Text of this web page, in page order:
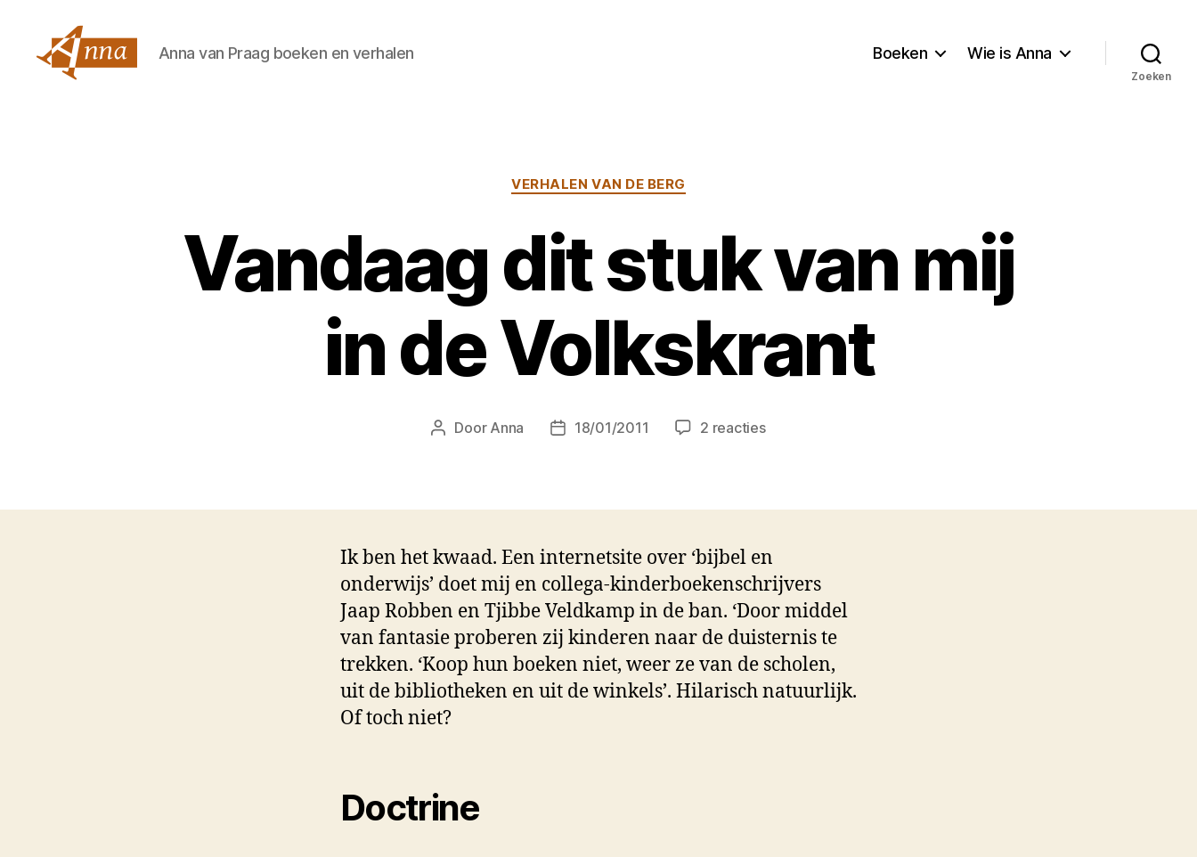
Anna van Praag boeken en verhalen Boeken Wie is Anna
Zoeken
Categorieën
VERHALEN VAN DE BERG
Vandaag dit stuk van mij
in de Volkskrant
Berichtauteur
Door Anna Berichtdatum
18/01/2011 2 reactiesop
van
in
de
Volkskrant
Ik ben het kwaad. Een internetsite over ‘bijbel en
onderwijs’ doet mij en collega-kinderboekenschrijvers
Jaap Robben en Tjibbe Veldkamp in de ban. ‘Door middel
van fantasie proberen zij kinderen naar de duisternis te
trekken. ‘Koop hun boeken niet, weer ze van de scholen,
uit de bibliotheken en uit de winkels’. Hilarisch natuurlijk.
Of toch niet?
Doctrine